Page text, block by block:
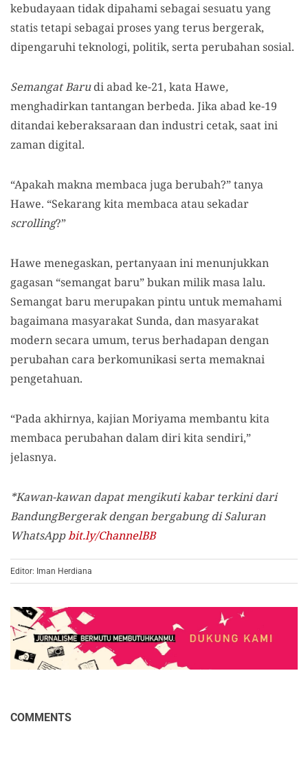
kebudayaan tidak dipahami sebagai sesuatu yang
statis tetapi sebagai proses yang terus bergerak,
dipengaruhi teknologi, politik, serta perubahan sosial.
Semangat Barudi abad ke-21, kata Hawe,
menghadirkan tantangan berbeda. Jika abad ke-19
ditandai keberaksaraan dan industri cetak, saat ini
zaman digital.
“Apakah makna membaca juga berubah?” tanya
Hawe. “Sekarang kita membaca atau sekadar
scrolling?”
Hawe menegaskan, pertanyaan ini menunjukkan
gagasan “semangat baru” bukan milik masa lalu.
Semangat baru merupakan pintu untuk memahami
bagaimana masyarakat Sunda, dan masyarakat
modern secara umum, terus berhadapan dengan
perubahan cara berkomunikasi serta memaknai
pengetahuan.
“Pada akhirnya, kajian Moriyama membantu kita
membaca perubahan dalam diri kita sendiri,”
jelasnya.
*Kawan-kawan dapat mengikuti kabar terkini dari
BandungBergerak dengan bergabung di Saluran
WhatsAppbit.ly/ChannelBB
Editor: Iman Herdiana
COMMENTS